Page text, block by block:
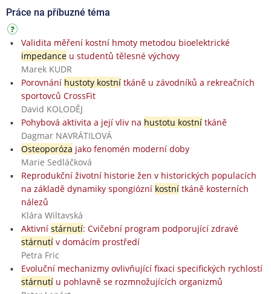
Práce na příbuzné téma
Validita měření kostní hmoty metodou bioelektrické
impedanceu studentů tělesné výchovy
Marek KUDR
Porovnání hustoty kostnítkáně u závodníků a rekreačních
sportovců CrossFit
David KOLODĚJ
Pohybová aktivita a její vliv na hustotu kostnítkáně
Dagmar NAVRÁTILOVÁ
Osteoporóza jako fenomén moderní doby
Marie Sedláčková
Reprodukční životní historie žen v historických populacích
na základě dynamiky spongiózní kostnítkáně kosterních
nálezů
Klára Wiltavská
Aktivní stárnutí: Cvičební program podporující zdravé
stárnutív domácím prostředí
Petra Fric
Evoluční mechanizmy ovlivňující fixaci specifických rychlostí
stárnutíu pohlavně se rozmnožujících organizmů